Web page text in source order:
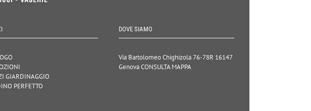
GIARDINAGGIO
PERFETTO
DOVE SIAMO
Via Bartolomeo Chighizola 76-78R 16147
GenovaCONSULTA MAPPA